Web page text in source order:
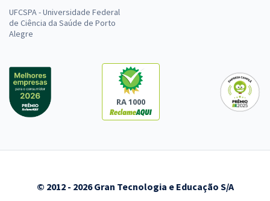
UFCSPA - Universidade Federal
de Ciência da Saúde de Porto
Alegre
RA 1000
© 2012 - 2026 Gran Tecnologia e Educação S/A